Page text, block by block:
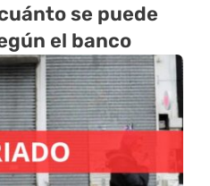
se puede
el banco